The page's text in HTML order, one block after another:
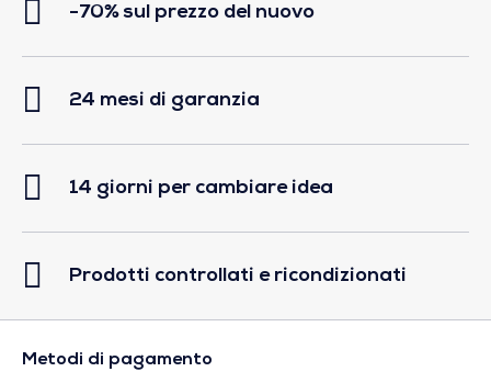
-70% sul prezzo del nuovo
24 mesi di garanzia
14 giorni per cambiare idea
Prodotti controllati e ricondizionati
Metodi di pagamento